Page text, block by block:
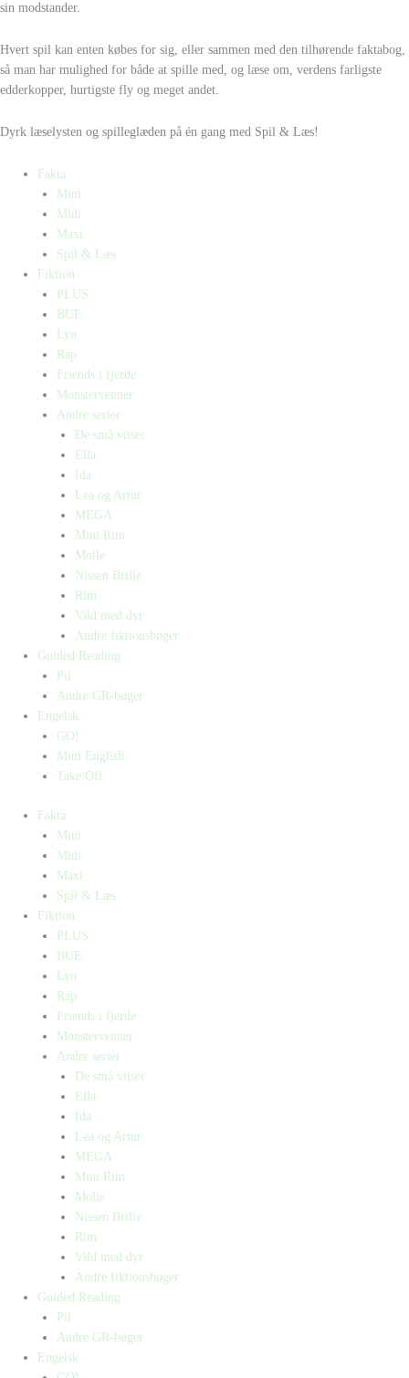
sin modstander.
Hvert spil kan enten købes for sig, eller sammen med den tilhørende faktabog,
så man har mulighed for både at spille med, og læse om, verdens farligste
edderkopper, hurtigste fly og meget andet.
Dyrk læselysten og spilleglæden på én gang med Spil & Læs!
Fakta
Mini
Midi
Maxi
Spil & Læs
Fiktion
PLUS
BUE
Lyn
Rap
Friends i fjerde
Monstervenner
Andre serier
De små vitser
Ella
Ida
Lea og Artur
MEGA
Mini Rim
Molle
Nissen Brille
Rim
Vild med dyr
Andre fiktionsbøger
Guided Reading
Pil
Andre GR-bøger
Engelsk
GO!
Mini English
Take Off
Fakta
Mini
Midi
Maxi
Spil & Læs
Fiktion
PLUS
BUE
Lyn
Rap
Friends i fjerde
Monstervenner
Andre serier
De små vitser
Ella
Ida
Lea og Artur
MEGA
Mini Rim
Molle
Nissen Brille
Rim
Vild med dyr
Andre fiktionsbøger
Guided Reading
Pil
Andre GR-bøger
Engelsk